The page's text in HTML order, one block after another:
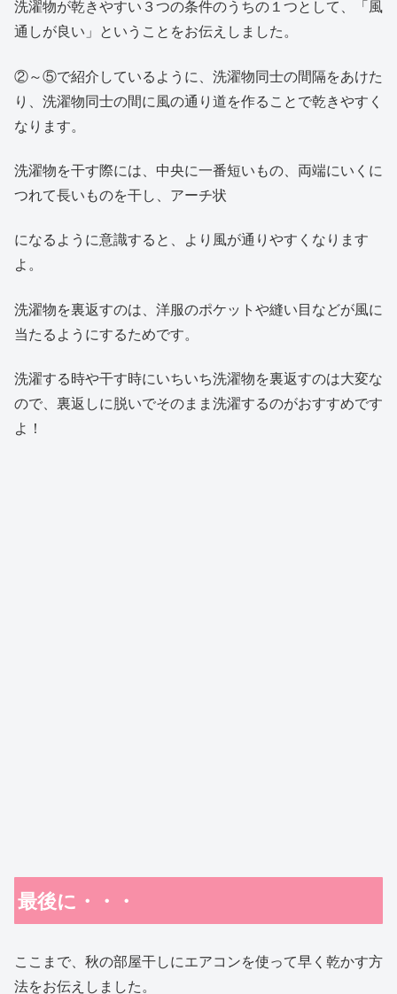
洗濯物が乾きやすい３つの条件のうちの１つとして、「風
通しが良い」ということをお伝えしました。
②～⑤で紹介しているように、洗濯物同士の間隔をあけた
り、洗濯物同士の間に風の通り道を作ることで乾きやすく
なります。
洗濯物を干す際には、中央に一番短いもの、両端にいくに
つれて長いものを干し、アーチ状
になるように意識すると、より風が通りやすくなります
よ。
洗濯物を裏返すのは、洋服のポケットや縫い目などが風に
当たるようにするためです。
洗濯する時や干す時にいちいち洗濯物を裏返すのは大変な
ので、裏返しに脱いでそのまま洗濯するのがおすすめです
よ！
最後に・・・
ここまで、秋の部屋干しにエアコンを使って早く乾かす方
法をお伝えしました。